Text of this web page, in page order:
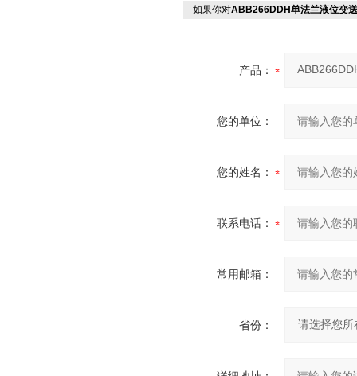
如果你对ABB266DDH单法兰液位变
产品：
您的单位：
您的姓名：
联系电话：
常用邮箱：
省份：